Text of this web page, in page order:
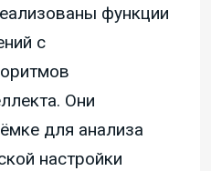
функции
с
Они
для анализа
настройки